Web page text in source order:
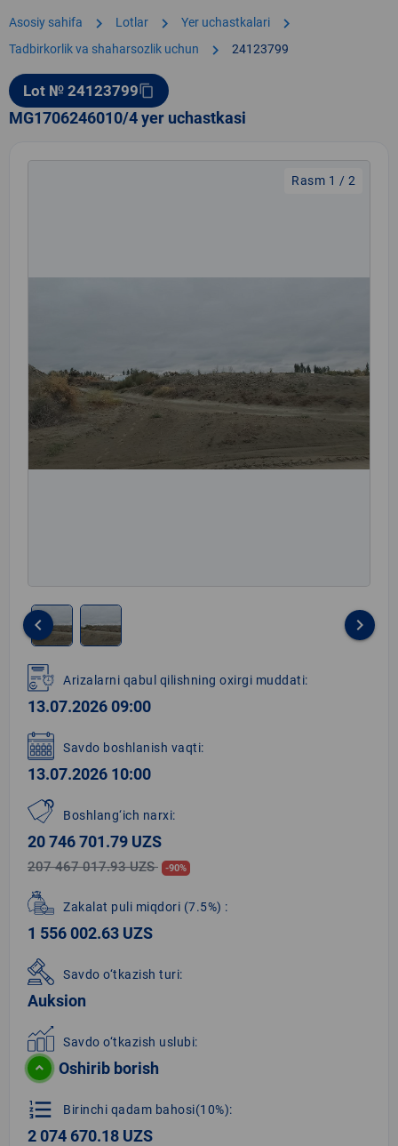
Asosiy sahifa chevron_right Lotlar chevron_right Yer uchastkalari chevron_right
Tadbirkorlik va shaharsozlik uchun chevron_right 24123799
Lot № 24123799content_copy
MG1706246010/4 yer uchastkasi
Rasm 1 / 2
1
of
2
keyboard_arrow_left keyboard_arrow_right
Arizalarni qabul qilishning oxirgi muddati:
13.07.2026 09:00
Savdo boshlanish vaqti:
13.07.2026 10:00
Boshlang‘ich narxi:
20 746 701.79 UZS
207 467 017.93 UZS -90%
Zakalat puli miqdori (7.5%) :
1 556 002.63 UZS
Savdo o‘tkazish turi:
Auksion
Savdo o‘tkazish uslubi:
Oshirib borish
format_list_numbered Birinchi qadam bahosi(10%):
2 074 670.18 UZS